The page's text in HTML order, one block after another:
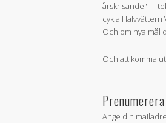
årskrisande" IT-
cyklaHalvvättern
Och om nya mål
Och att komma
Ange din